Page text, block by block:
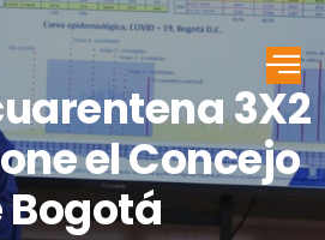
3X2
el Concejo
Bogotá